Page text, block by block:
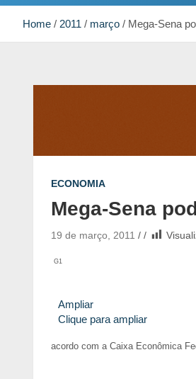
Home 2011 março Mega-Sena
ECONOMIA
Mega-Sena
19 de março, 2011
G1
Ampliar
Clique para ampliar
acordo com a Caixa Econômica